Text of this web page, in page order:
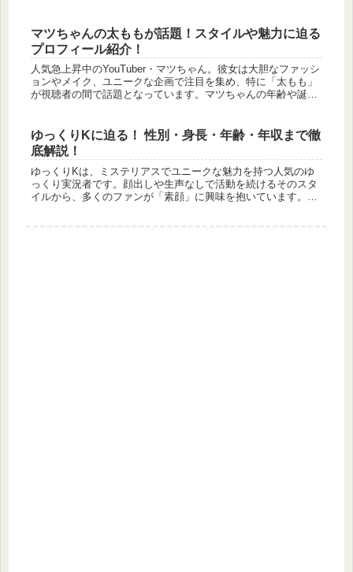
マツちゃんの太ももが話題！スタイルや魅力に迫る
プロフィール紹介！
人気急上昇中のYouTuber・マツちゃん。彼女は大胆なファッシ
ョンやメイク、ユニークな企画で注目を集め、特に「太もも」
が視聴者の間で話題となっています。マツちゃんの年齢や誕生
ゆっくりKに迫る！ 性別・身長・年齢・年収まで徹
底解説！
ゆっくりKは、ミステリアスでユニークな魅力を持つ人気のゆ
っくり実況者です。顔出しや生声なしで活動を続けるそのスタ
イルから、多くのファンが「素顔」に興味を抱いています。こ